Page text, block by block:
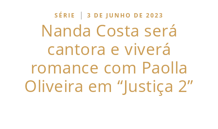
SÉRIE | 3 DE JUNHO DE 2023
Nanda Costa será
cantora e viverá
romance com Paolla
Oliveira em “Justiça 2”